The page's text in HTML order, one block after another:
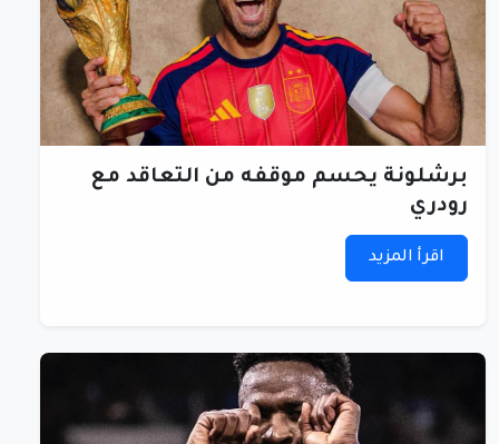
برشلونة يحسم موقفه من التعاقد مع
رودري
اقرأ المزيد